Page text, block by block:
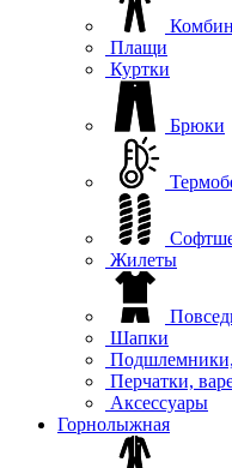
Плащи
Куртки
Брюки
Жилеты
Шапки
Перчатки,
Аксессуары
Горнолыжная